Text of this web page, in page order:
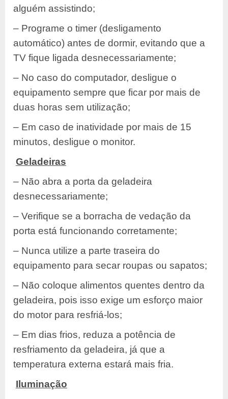
alguém assistindo;
– Programe o timer (desligamento
automático) antes de dormir, evitando que a
TV fique ligada desnecessariamente;
– No caso do computador, desligue o
equipamento sempre que ficar por mais de
duas horas sem utilização;
– Em caso de inatividade por mais de 15
minutos, desligue o monitor.
Geladeiras
– Não abra a porta da geladeira
desnecessariamente;
– Verifique se a borracha de vedação da
porta está funcionando corretamente;
– Nunca utilize a parte traseira do
equipamento para secar roupas ou sapatos;
– Não coloque alimentos quentes dentro da
geladeira, pois isso exige um esforço maior
do motor para resfriá-los;
– Em dias frios, reduza a potência de
resfriamento da geladeira, já que a
temperatura externa estará mais fria.
Iluminação